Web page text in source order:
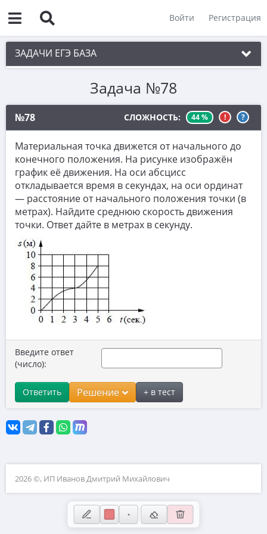
Войти Регистрация
ЗАДАЧИ ЕГЭ БАЗА
1. Простые текстовые задачи
2. Величины и значения
3. Графики, диаграммы, таблицы
4. Вычисления по формуле
5. Теория вероятностей
6. Выбор подходящих вариантов
7. Функции и производные
8. Выбор утверждений
9. Фигуры на квадратной решетке.
Координатная плоскость
10. Прикладные задачи по планиметрии
11. Прикладные задачи по стереометрии
13. Стереометрия
15. Проценты и пропорции
16. Значения выражений
18. Неравенства и числовая прямая
19. Свойства чисел
20. Текстовые задачи
21. Нестандартные задачи
Задача №78
№78 СЛОЖНОСТЬ: 44 % ! ?
Материальная точка движется от начального до
конечного положения. На рисунке изображён
график её движения. На оси абсцисс
откладывается время в секундах, на оси ординат
— расстояние от начального положения точки (в
метрах). Найдите среднюю скорость движения
точки. Ответ дайте в метрах в секунду.
Введите ответ
(число):
Ответить Решение + в тест
2026 ©, ИП Иванов Дмитрий Михайлович